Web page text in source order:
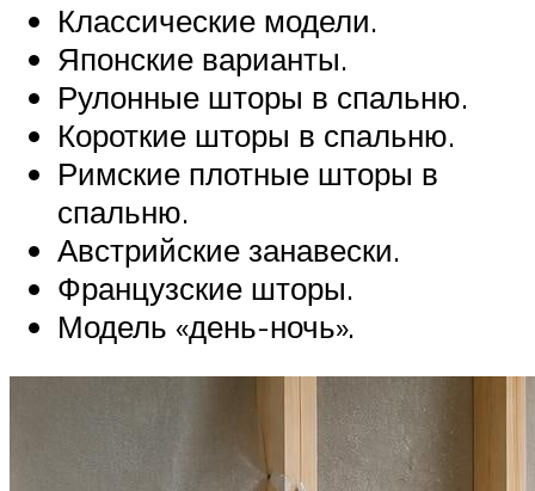
Классические модели.
Японские варианты.
Рулонные шторы в спальню.
Короткие шторы в спальню.
Римские плотные шторы в
спальню.
Австрийские занавески.
Французские шторы.
Модель «день-ночь».